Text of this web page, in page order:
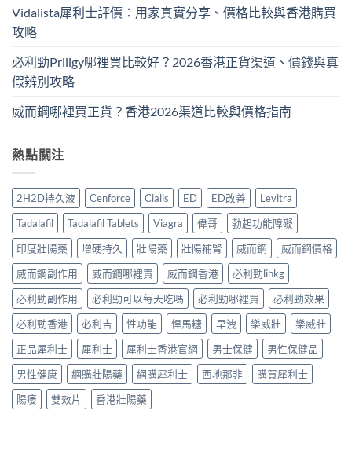
Vidalista犀利士評價：用家真實分享、價格比較與香港購買
攻略
必利勁Priligy哪裡買比較好？2026香港正貨渠道、價錢與真
假辨別攻略
威而鋼哪裡買正貨？香港2026渠道比較與價格指南
熱點關注
2H2D持久液 Cenforce Cialis ED ED改善
Levitra
Tadalafil
Tadalafil Tablets Viagra 偉哥
勃起功能障礙
印度壯陽藥
增硬持久 壯陽藥 壯陽補腎 威而鋼
威而鋼價格
威而鋼副作用
威而鋼哪裡買 威而鋼香港
必利勁lihkg
必利勁副作用
必利勁可以每天吃嗎 必利勁哪裡買
必利勁效果
必利勁香港
必利吉 性功能 悍馬糖 早洩 樂威壯
樂威壯
正品犀利士
犀利士 犀利士香港官網 男士保健
男性保健品
男性健康
網購壯陽藥 網購犀利士 西地那非
購買犀利士
陽痿
雙效片 香港壯陽藥